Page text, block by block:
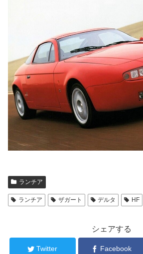
ランチア
ランチア ザガート デルタ HF
シェアする
Twitter Facebook